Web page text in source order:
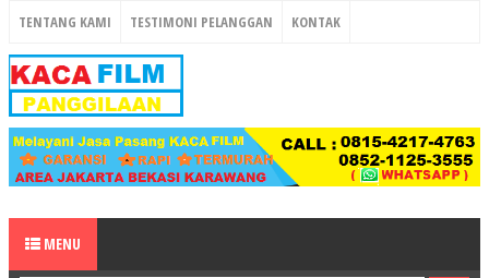
TENTANG KAMI TESTIMONI PELANGGAN KONTAK
MENU